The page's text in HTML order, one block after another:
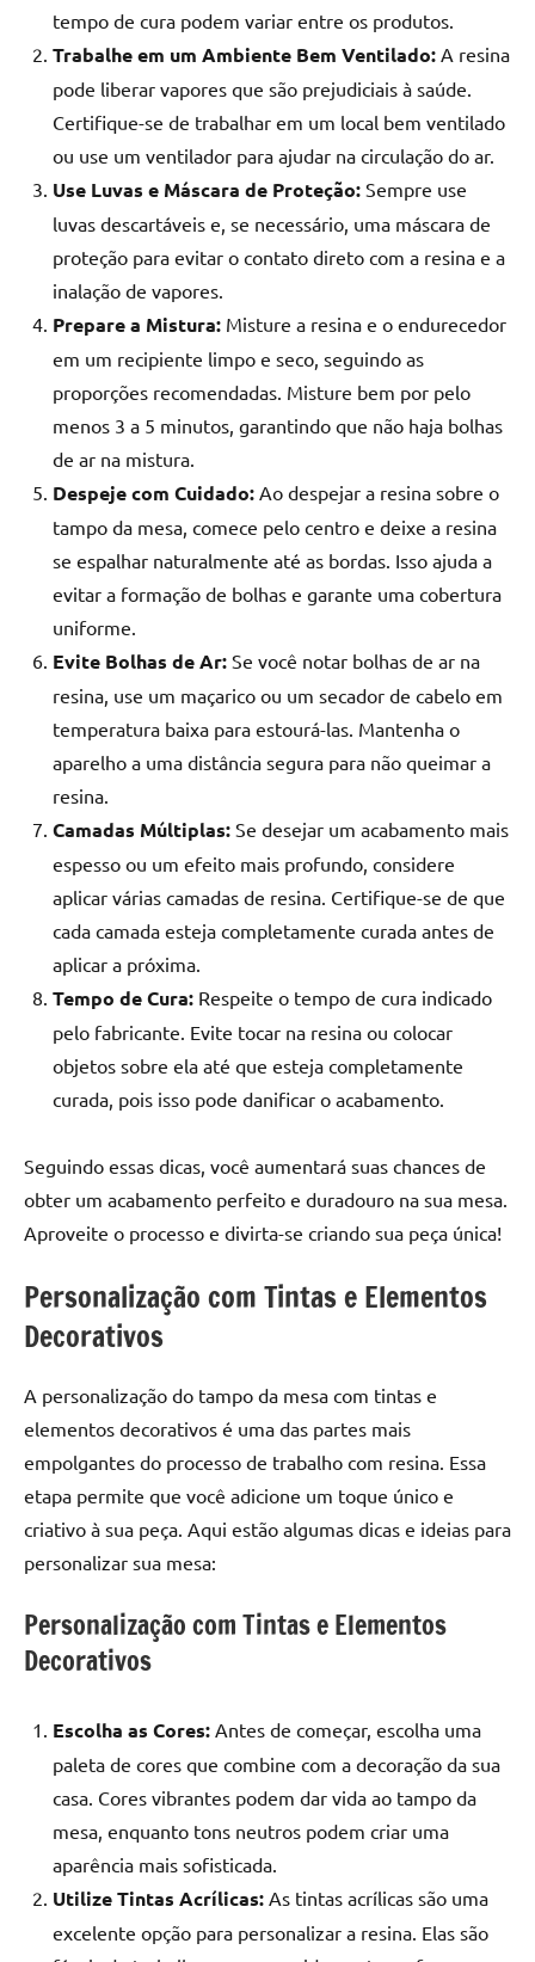
tempo de cura podem variar entre os produtos.
Trabalhe em um Ambiente Bem Ventilado: A resina
pode liberar vapores que são prejudiciais à saúde.
Certifique-se de trabalhar em um local bem ventilado
ou use um ventilador para ajudar na circulação do ar.
Use Luvas e Máscara de Proteção: Sempre use
luvas descartáveis e, se necessário, uma máscara de
proteção para evitar o contato direto com a resina e a
inalação de vapores.
Prepare a Mistura: Misture a resina e o endurecedor
em um recipiente limpo e seco, seguindo as
proporções recomendadas. Misture bem por pelo
menos 3 a 5 minutos, garantindo que não haja bolhas
de ar na mistura.
Despeje com Cuidado: Ao despejar a resina sobre o
tampo da mesa, comece pelo centro e deixe a resina
se espalhar naturalmente até as bordas. Isso ajuda a
evitar a formação de bolhas e garante uma cobertura
uniforme.
Evite Bolhas de Ar: Se você notar bolhas de ar na
resina, use um maçarico ou um secador de cabelo em
temperatura baixa para estourá-las. Mantenha o
aparelho a uma distância segura para não queimar a
resina.
Camadas Múltiplas: Se desejar um acabamento mais
espesso ou um efeito mais profundo, considere
aplicar várias camadas de resina. Certifique-se de que
cada camada esteja completamente curada antes de
aplicar a próxima.
Tempo de Cura: Respeite o tempo de cura indicado
pelo fabricante. Evite tocar na resina ou colocar
objetos sobre ela até que esteja completamente
curada, pois isso pode danificar o acabamento.
Seguindo essas dicas, você aumentará suas chances de
obter um acabamento perfeito e duradouro na sua mesa.
Aproveite o processo e divirta-se criando sua peça única!
Personalização com Tintas e Elementos
Decorativos
A personalização do tampo da mesa com tintas e
elementos decorativos é uma das partes mais
empolgantes do processo de trabalho com resina. Essa
etapa permite que você adicione um toque único e
criativo à sua peça. Aqui estão algumas dicas e ideias para
personalizar sua mesa:
Personalização com Tintas e Elementos
Decorativos
Escolha as Cores: Antes de começar, escolha uma
paleta de cores que combine com a decoração da sua
casa. Cores vibrantes podem dar vida ao tampo da
mesa, enquanto tons neutros podem criar uma
aparência mais sofisticada.
Utilize Tintas Acrílicas: As tintas acrílicas são uma
excelente opção para personalizar a resina. Elas são